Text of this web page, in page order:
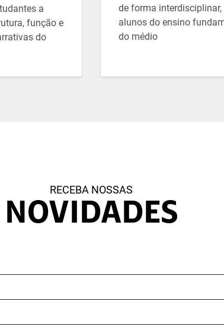
a
função e
do
de forma interdisciplinar,
alunos do ensino
do médio
RECEBA NOSSAS
NOVIDADES